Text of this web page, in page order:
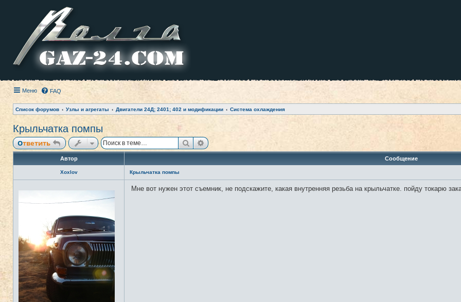
Меню FAQ
Список форумов Узлы и агрегаты Двигатели 24Д; 2401; 402 и модификации Система охлаждения
Крыльчатка помпы
Ответить ПоискРасширенный поиск
Автор Сообщение
Xoxlov
в
Крыльчатка помпы
Мне вот нужен этот съемник, не подскажите, какая внутренняя резьба на крыльчатке. пойду токарю